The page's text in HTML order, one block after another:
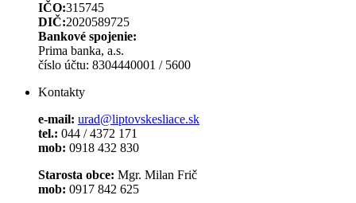
IČO:315745
DIČ:2020589725
Bankové spojenie:
Prima banka, a.s.
číslo účtu: 8304440001 / 5600
Kontakty
e-mail: urad@liptovskesliace.sk
tel.: 044 / 4372 171
mob: 0918 432 830
Starosta obce: Mgr. Milan Frič
mob: 0917 842 625